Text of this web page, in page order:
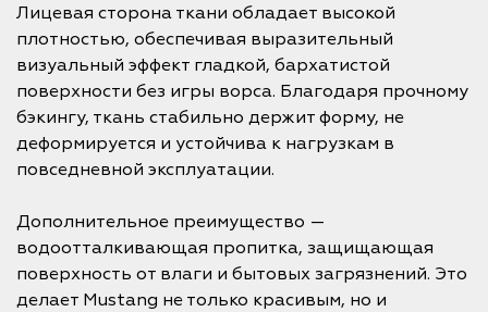
Лицевая сторона ткани обладает высокой
плотностью, обеспечивая выразительный
визуальный эффект гладкой, бархатистой
поверхности без игры ворса. Благодаря прочному
бэкингу, ткань стабильно держит форму, не
деформируется и устойчива к нагрузкам в
повседневной эксплуатации.
Дополнительное преимущество —
водоотталкивающая пропитка, защищающая
поверхность от влаги и бытовых загрязнений. Это
делает Mustang не только красивым, но и